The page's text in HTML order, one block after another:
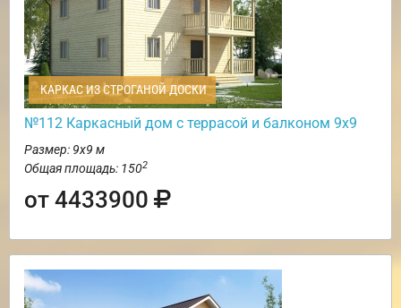
КАРКАС ИЗ СТРОГАНОЙ ДОСКИ
№112 Каркасный дом с террасой и балконом 9х9
Размер: 9х9 м
Общая площадь: 1502
от 4433900